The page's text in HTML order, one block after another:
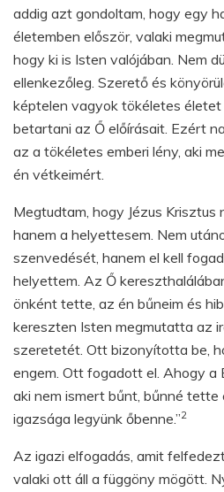
addig azt gondoltam, hogy egy
életemben először, valaki
hogy ki is Isten valójában. Nem
ellenkezőleg. Szerető és
képtelen vagyok tökéletes
betartani az Ő előírásait. Ezért
az a tökéletes emberi lény, aki
én vétkeimért.
Megtudtam, hogy Jézus Krisztus
hanem a helyettesem. Nem
szenvedését, hanem el kell
helyettem. Az Ő
önként tette, az én bűneim és
kereszten Isten megmutatta az
szeretetét. Ott bizonyította be,
engem. Ott fogadott el. Ahogy a
aki nem ismert bűnt, bűnné tette
igazsága legyünk őbenne.”2
Az igazi elfogadás, amit
valaki ott áll a függöny mögött.